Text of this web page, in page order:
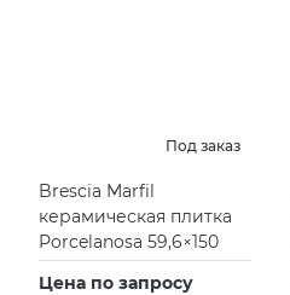
Под заказ
Brescia Marfil
керамическая плитка
Porcelanosa 59,6×150
Цена по запросу